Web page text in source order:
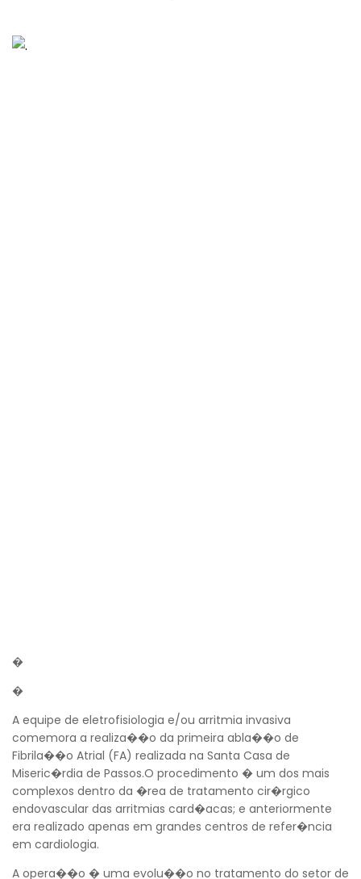
�
�
A equipe de eletrofisiologia e/ou arritmia invasiva
comemora a realiza��o da primeira abla��o de
Fibrila��o Atrial (FA) realizada na Santa Casa de
Miseric�rdia de Passos.O procedimento � um dos mais
complexos dentro da �rea de tratamento cir�rgico
endovascular das arritmias card�acas; e anteriormente
era realizado apenas em grandes centros de refer�ncia
em cardiologia.
A opera��o � uma evolu��o no tratamento do setor de